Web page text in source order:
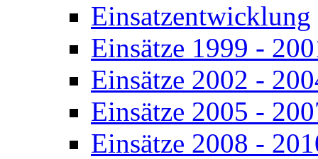
Einsatzentwicklung
Einsätze 1999 -
Einsätze 2002 -
Einsätze 2005 -
Einsätze 2008 -